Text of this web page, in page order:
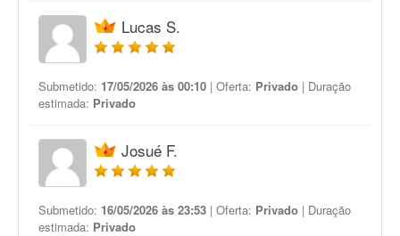
Lucas S.
Submetido: 17/05/2026 às 00:10 | Oferta: Privado | Duração
estimada: Privado
Josué F.
Submetido: 16/05/2026 às 23:53 | Oferta: Privado | Duração
estimada: Privado